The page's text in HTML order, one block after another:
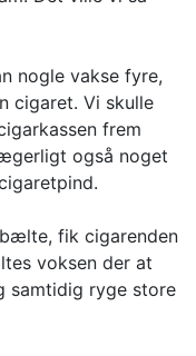
nogle vakse fyre,
cigaret. Vi skulle
frem
også noget
fik cigarenden
voksen der at
samtidig ryge store